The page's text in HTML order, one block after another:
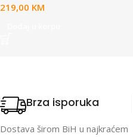
219,00 KM
Brza isporuka
Dostava širom BiH u najkraćem